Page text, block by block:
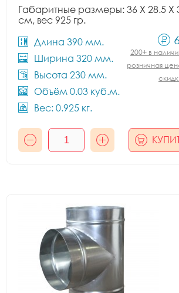
Габаритные размеры: 36 X 28.5 X
см, вес 925 гр.
Длина 390 мм.
Ширина 320 мм.
Высота 230 мм.
Объём 0.03 куб.м.
Вес: 0.925 кг.
200+ в
розничная